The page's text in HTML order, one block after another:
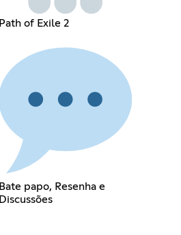
Path of Exile 2
Bate papo, Resenha e
Discussões